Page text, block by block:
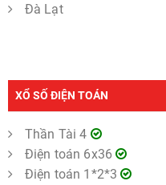
Đà Lạt
XỔ SỐ ĐIỆN TOÁN
Thần Tài 4
Điện toán 6x36
Điện toán 1*2*3